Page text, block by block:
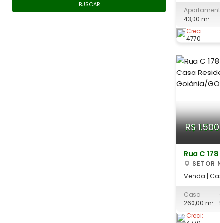
BUSCAR
Goiânia O imóvel conta com: - Sala -
Sacada -
Quartos - 01
43,00 m²
Creci:
4770
R$
Rua C 178
SETOR
Venda |
versátil e
morar ou
Casa
260,00 m²
Creci: